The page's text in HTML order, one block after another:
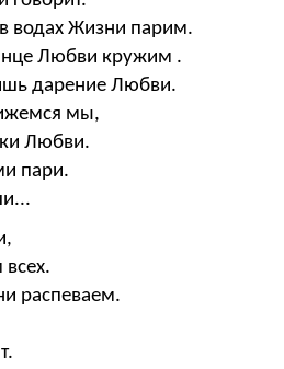
водах Жизни парим.
Любви кружим .
дарение Любви.
мы,
Любви.
пари.
всех.
распеваем.